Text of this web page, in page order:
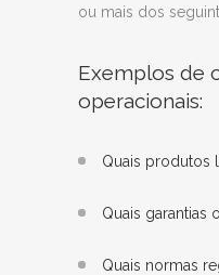
ou mais dos
Exemplos de
operacionais:
Quais produtos
Quais garantias
Quais normas